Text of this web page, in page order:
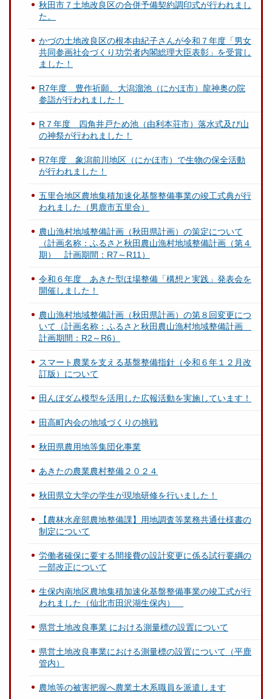
秋田市７土地改良区の合併予備契約調印式が行われまし
た。
かづの土地改良区の根本由紀子さんが令和７年度「男女
共同参画社会づくり功労者内閣総理大臣表彰」を受賞し
ました！
R7年度 豊作祈願、大潟溜池（にかほ市）龍神奥の院
参詣が行われました！
R７年度 四角井戸ため池（由利本荘市）落水式及び山
の神祭が行われました！
R7年度 象潟前川地区（にかほ市）で生物の保全活動
が行われました！
五里合地区農地集積加速化基盤整備事業の竣工式典が行
われました（男鹿市五里合）
農山漁村地域整備計画（秋田県計画）の策定について
（計画名称：ふるさと秋田農山漁村地域整備計画（第４
期） 計画期間：R7～R11）
令和６年度 あきた型ほ場整備「構想と実践」発表会を
開催しました！
農山漁村地域整備計画（秋田県計画）の第８回変更につ
いて（計画名称：ふるさと秋田農山漁村地域整備計画
計画期間：R2～R6）
スマート農業を支える基盤整備指針（令和６年１２月改
訂版）について
田んぼダム模型を活用した広報活動を実施しています！
田高町内会の地域づくりの挑戦
秋田県農用地等集団化事業
あきたの農業農村整備２０２４
秋田県立大学の学生が現地研修を行いました！
【農林水産部農地整備課】用地調査等業務共通仕様書の
制定について
労働者確保に要する間接費の設計変更に係る試行要綱の
一部改正について
生保内南地区農地集積加速化基盤整備事業の竣工式が行
われました（仙北市田沢湖生保内）
県営土地改良事業 における測量標の設置について
県営土地改良事業における測量標の設置について（平鹿
管内）
農地等の被害把握へ農業土木系職員を派遣します